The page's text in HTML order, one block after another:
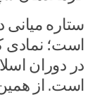
ستاره میانی
است؛ نمادی
در دوران
است. از